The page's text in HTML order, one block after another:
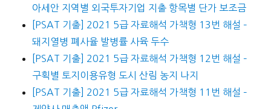
아세안 지역별 외국투자기업 지출 항목별 단가 보조금
[PSAT 기출] 2021 5급 자료해석 가책형 13번 해설 –
돼지열병 폐사율 발병률 사육 두수
[PSAT 기출] 2021 5급 자료해석 가책형 12번 해설 –
구획별 토지이용유형 도시 산림 농지 나지
[PSAT 기출] 2021 5급 자료해석 가책형 11번 해설 –